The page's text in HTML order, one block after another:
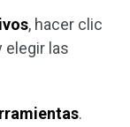
, hacer clic
elegir las
.